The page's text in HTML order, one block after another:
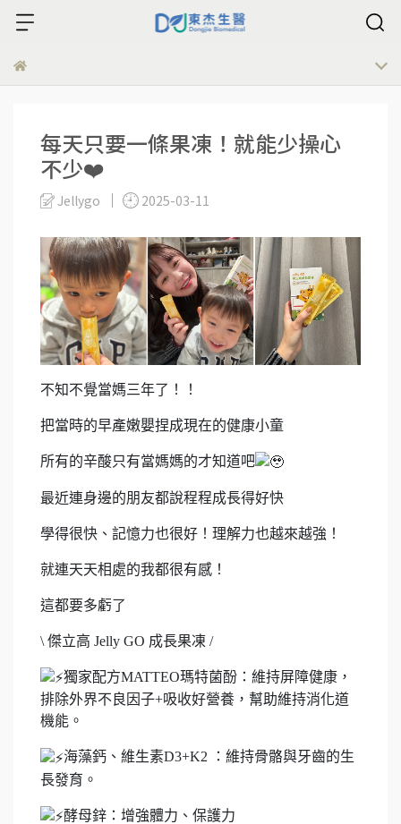
每天只要一條果凍！就能少操心
不少❤️
Jellygo 2025-03-11
不知不覺當媽三年了！！
把當時的早產嫩嬰捏成現在的健康小童
所有的辛酸只有當媽媽的才知道吧
最近連身邊的朋友都說程程成長得好快
學得很快、記憶力也很好！理解力也越來越強！
就連天天相處的我都很有感！
這都要多虧了
\ 傑立高 Jelly GO 成長果凍 /
獨家配方MATTEO瑪特菌酚：維持屏障健康，
排除外界不良因子+吸收好營養，幫助維持消化道
機能。
海藻鈣、維生素D3+K2 ：維持骨骼與牙齒的生
長發育。
酵母鋅：增強體力、保護力